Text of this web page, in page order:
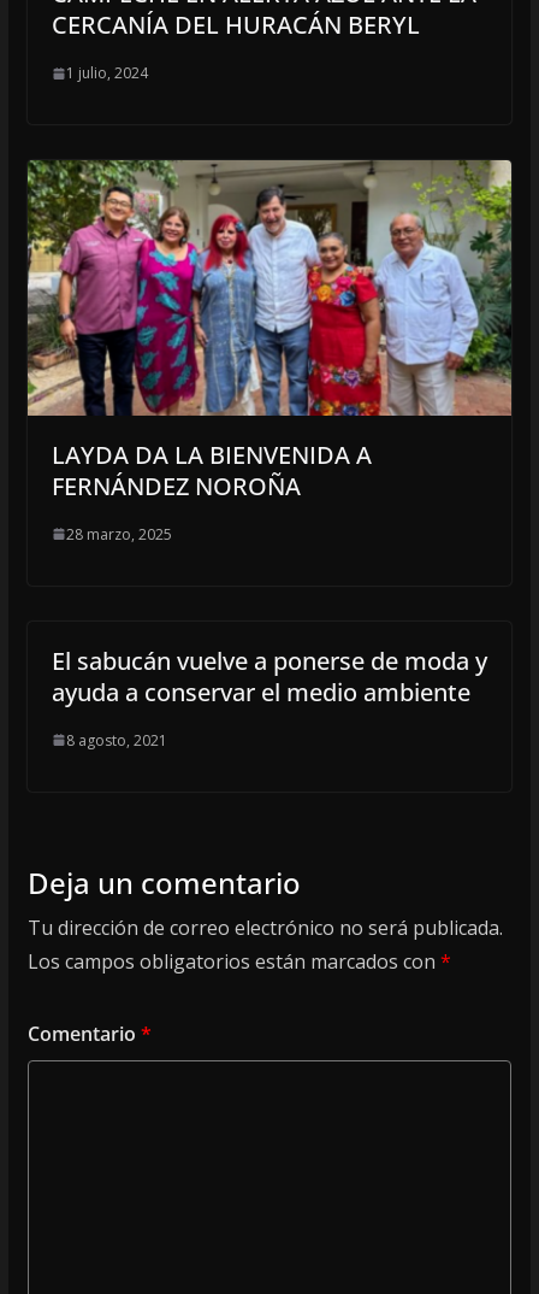
CERCANÍA DEL HURACÁN BERYL
1 julio, 2024
LAYDA DA LA BIENVENIDA A
FERNÁNDEZ NOROÑA
28 marzo, 2025
El sabucán vuelve a ponerse de moda y
ayuda a conservar el medio ambiente
8 agosto, 2021
Deja un comentario
Tu dirección de correo electrónico no será publicada.
Los campos obligatorios están marcados con *
Comentario *